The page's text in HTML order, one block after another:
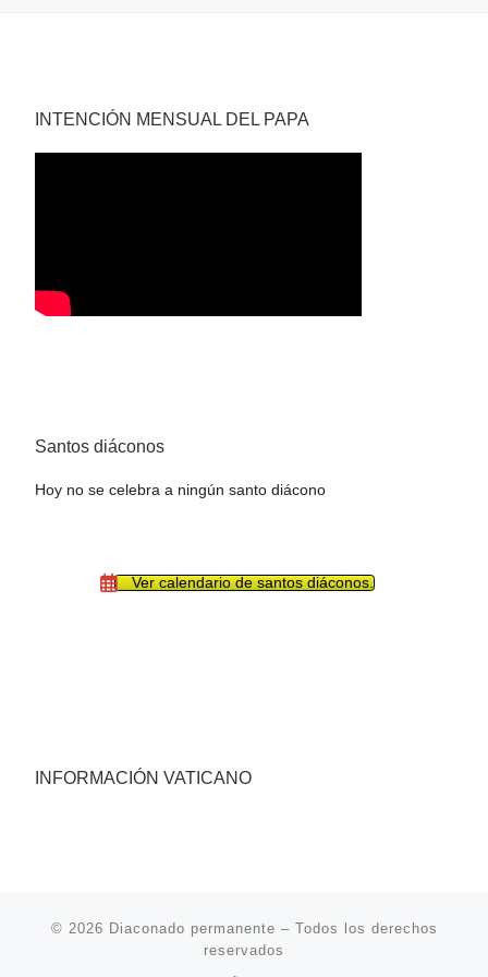
INTENCIÓN MENSUAL DEL PAPA
Santos diáconos
Hoy no se celebra a ningún santo diácono
Ver calendario de santos diáconos.
INFORMACIÓN VATICANO
© 2026 Diaconado permanente – Todos los derechos
reservados